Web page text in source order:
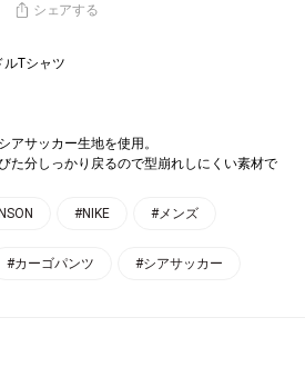
シェアする
Tシャツ
アサッカー生地を使用。
た分しっかり戻るので型崩れしにくい素材で
#NIKE #メンズ
#カーゴパンツ #シアサッカー